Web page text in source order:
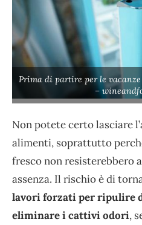
Prima di partire per le
–
Non potete certo lasciare
alimenti, soprattutto
fresco non resisterebbero
assenza. Il rischio è di
lavori forzati per ripulire
eliminare i cattivi odori,